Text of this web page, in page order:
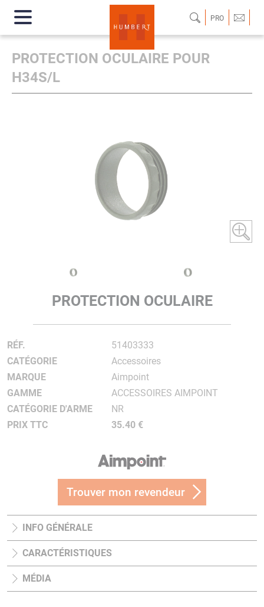
PRO
PROTECTION OCULAIRE POUR
H34S/L
PROTECTION OCULAIRE
RÉF.
51403333
CATÉGORIE
Accessoires
MARQUE
Aimpoint
GAMME
ACCESSOIRES AIMPOINT
CATÉGORIE D'ARME
NR
PRIX TTC
35.40 €
Trouver mon revendeur
INFO GÉNÉRALE
CARACTÉRISTIQUES
MÉDIA